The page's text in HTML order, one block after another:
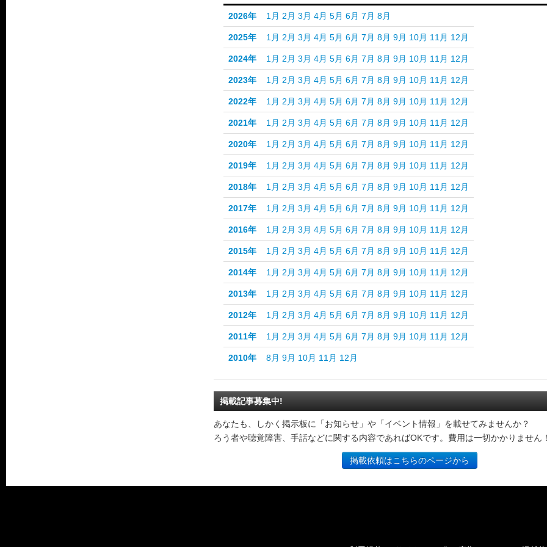
2026年 1月 2月 3月 4月 5月 6月 7月 8月
2025年 1月 2月 3月 4月 5月 6月 7月 8月 9月 10月 11月 12月
2024年 1月 2月 3月 4月 5月 6月 7月 8月 9月 10月 11月 12月
2023年 1月 2月 3月 4月 5月 6月 7月 8月 9月 10月 11月 12月
2022年 1月 2月 3月 4月 5月 6月 7月 8月 9月 10月 11月 12月
2021年 1月 2月 3月 4月 5月 6月 7月 8月 9月 10月 11月 12月
2020年 1月 2月 3月 4月 5月 6月 7月 8月 9月 10月 11月 12月
2019年 1月 2月 3月 4月 5月 6月 7月 8月 9月 10月 11月 12月
2018年 1月 2月 3月 4月 5月 6月 7月 8月 9月 10月 11月 12月
2017年 1月 2月 3月 4月 5月 6月 7月 8月 9月 10月 11月 12月
2016年 1月 2月 3月 4月 5月 6月 7月 8月 9月 10月 11月 12月
2015年 1月 2月 3月 4月 5月 6月 7月 8月 9月 10月 11月 12月
2014年 1月 2月 3月 4月 5月 6月 7月 8月 9月 10月 11月 12月
2013年 1月 2月 3月 4月 5月 6月 7月 8月 9月 10月 11月 12月
2012年 1月 2月 3月 4月 5月 6月 7月 8月 9月 10月 11月 12月
2011年 1月 2月 3月 4月 5月 6月 7月 8月 9月 10月 11月 12月
2010年 8月 9月 10月 11月 12月
掲載記事募集中!
あなたも、しかく掲示板に「お知らせ」や「イベント情報」を載せてみませんか？
ろう者や聴覚障害、手話などに関する内容であればOKです。費用は一切かかりません
掲載依頼はこちらのページから